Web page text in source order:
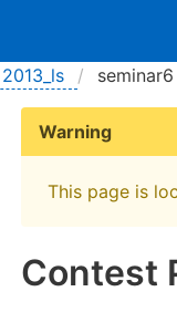
2013_ls seminar6
Warning
This page is
Contest